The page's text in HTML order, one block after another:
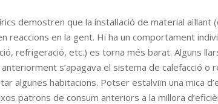
demostren que la instal·lació de material aïllant
reaccions en la gent. Hi ha un comportament
refrigeració, etc.) es torna més barat. Alguns
s’apagava el sistema de calefacció
algunes habitacions. Potser estalviïn una mica
patrons de consum anteriors a la millora